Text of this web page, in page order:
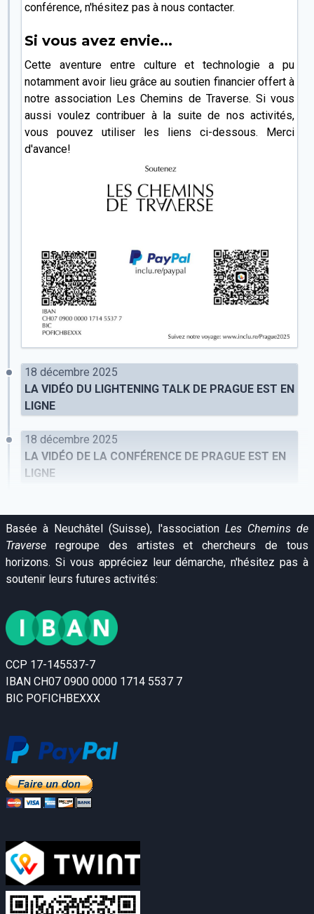
conférence, n'hésitez pas à nous contacter.
Si vous avez envie...
Cette aventure entre culture et technologie a pu
notamment avoir lieu grâce au soutien financier offert à
notre association Les Chemins de Traverse. Si vous
aussi voulez contribuer à la suite de nos activités,
vous pouvez utiliser les liens ci-dessous. Merci
d'avance!
18 décembre 2025
LA VIDÉO DU LIGHTENING TALK DE PRAGUE EST EN
LIGNE
18 décembre 2025
LA VIDÉO DE LA CONFÉRENCE DE PRAGUE EST EN
LIGNE
Basée à Neuchâtel (Suisse), l'association Les Chemins de
Traverse regroupe des artistes et chercheurs de tous
horizons. Si vous appréciez leur démarche, n'hésitez pas à
soutenir leurs futures activités:
CCP 17-145537-7
IBAN CH07 0900 0000 1714 5537 7
BIC POFICHBEXXX